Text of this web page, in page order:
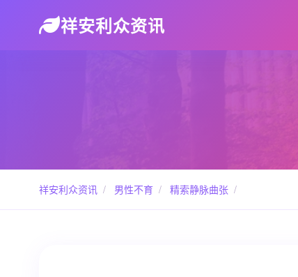
祥安利众资讯
祥安利众资讯 / 男性不育 / 精索静脉曲张 /